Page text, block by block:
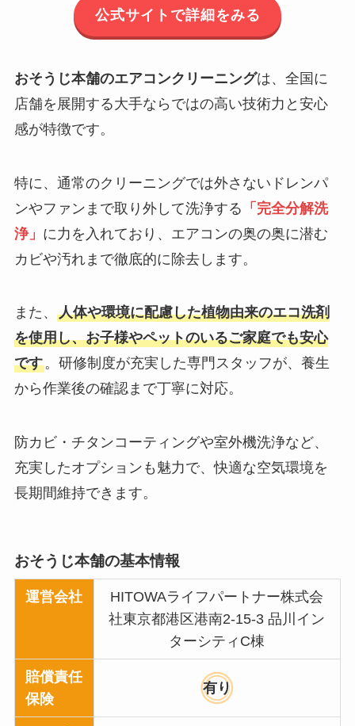
公式サイトで詳細をみる
おそうじ本舗のエアコンクリーニングは、全国に
店舗を展開する大手ならではの高い技術力と安心
感が特徴です。
特に、通常のクリーニングでは外さないドレンパ
ンやファンまで取り外して洗浄する 「完全分解洗
浄」 に力を入れており、エアコンの奥の奥に潜む
カビや汚れまで徹底的に除去します。
また、 人体や環境に配慮した植物由来のエコ洗剤
を使用し、お子様やペットのいるご家庭でも安心
です。研修制度が充実した専門スタッフが、養生
から作業後の確認まで丁寧に対応。
防カビ・チタンコーティングや室外機洗浄など、
充実したオプションも魅力で、快適な空気環境を
長期間維持できます。
おそうじ本舗の基本情報
運営会社
HITOWAライフパートナー株式会
社東京都港区港南2-15-3 品川イン
ターシティC棟
賠償責任
保険
有り